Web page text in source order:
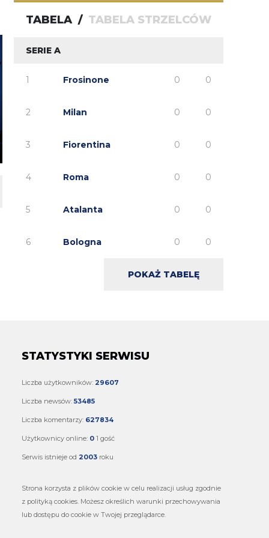
u he jutro z gadami z j?!
TABELA / TABELA STRZELCÓW
SERIE A
1 Frosinone 0 0
2 Milan 0 0
3 Fiorentina 0 0
4 Roma 0 0
5 Atalanta 0 0
6 Bologna 0 0
POKAŻ TABELĘ
STATYSTYKI SERWISU
Liczba użytkowników: 29607
Liczba newsów: 53485
Liczba komentarzy: 627834
Użytkownicy online: 0 1 gość
Serwis istnieje od 2003 roku
Strona korzysta z plików cookie w celu realizacji usług zgodnie
z polityką cookies. Możesz określich warunki przechowywania
lub dostępu do cookie w Twojej przeglądarce.